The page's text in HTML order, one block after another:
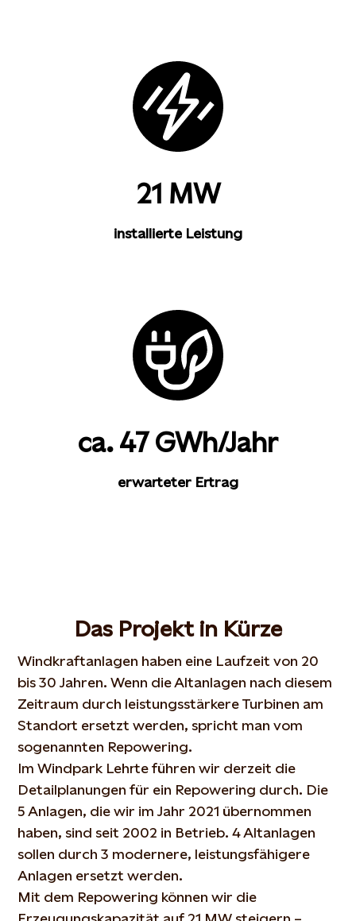
21 MW
installierte Leistung
ca. 47 GWh/Jahr
erwarteter Ertrag
Das Projekt in Kürze
Windkraftanlagen haben eine Laufzeit von 20
bis 30 Jahren. Wenn die Altanlagen nach diesem
Zeitraum durch leistungsstärkere Turbinen am
Standort ersetzt werden, spricht man vom
sogenannten Repowering.
Im Windpark Lehrte führen wir derzeit die
Detailplanungen für ein Repowering durch. Die
5 Anlagen, die wir im Jahr 2021 übernommen
haben, sind seit 2002 in Betrieb. 4 Altanlagen
sollen durch 3 modernere, leistungsfähigere
Anlagen ersetzt werden.
Mit dem Repowering können wir die